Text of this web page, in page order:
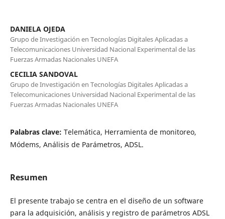
DANIELA OJEDA
Grupo de Investigación en Tecnologías Digitales Aplicadas a
Telecomunicaciones Universidad Nacional Experimental de las
Fuerzas Armadas Nacionales UNEFA
CECILIA SANDOVAL
Grupo de Investigación en Tecnologías Digitales Aplicadas a
Telecomunicaciones Universidad Nacional Experimental de las
Fuerzas Armadas Nacionales UNEFA
Palabras clave: Telemática, Herramienta de monitoreo,
Módems, Análisis de Parámetros, ADSL.
Resumen
El presente trabajo se centra en el diseño de un software
para la adquisición, análisis y registro de parámetros ADSL